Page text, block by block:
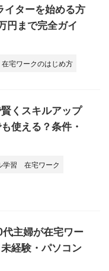
ターを始める方
円まで完全ガイ
在宅ワークのはじめ方
くスキルアップ
使える？条件・
学習
在宅ワーク
代主婦が在宅ワー
経験・パソコン